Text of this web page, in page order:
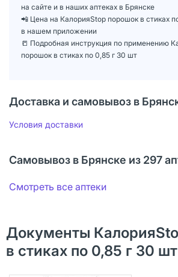
на сайте и в наших аптеках в Брянске
📲 Цена на КалорияStop порошок в стиках
в нашем приложении
📒 Подробная инструкция по применению
порошок в стиках по 0,85 г 30 шт
Доставка и самовывоз в
Условия доставки
Самовывоз в Брянске из 297
Смотреть все аптеки
Документы
в стиках по 0,85 г 30 шт